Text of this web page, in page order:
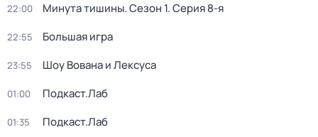
22:00 Минута тишины. Сезон 1. Серия 8-я
22:55 Большая игра
23:55 Шоу Вована и Лексуса
01:00 Подкаст.Лаб
01:35 Подкаст.Лаб